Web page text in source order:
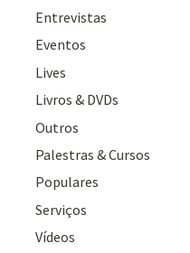
Entrevistas
Eventos
Lives
Livros & DVDs
Outros
Palestras & Cursos
Populares
Serviços
Vídeos